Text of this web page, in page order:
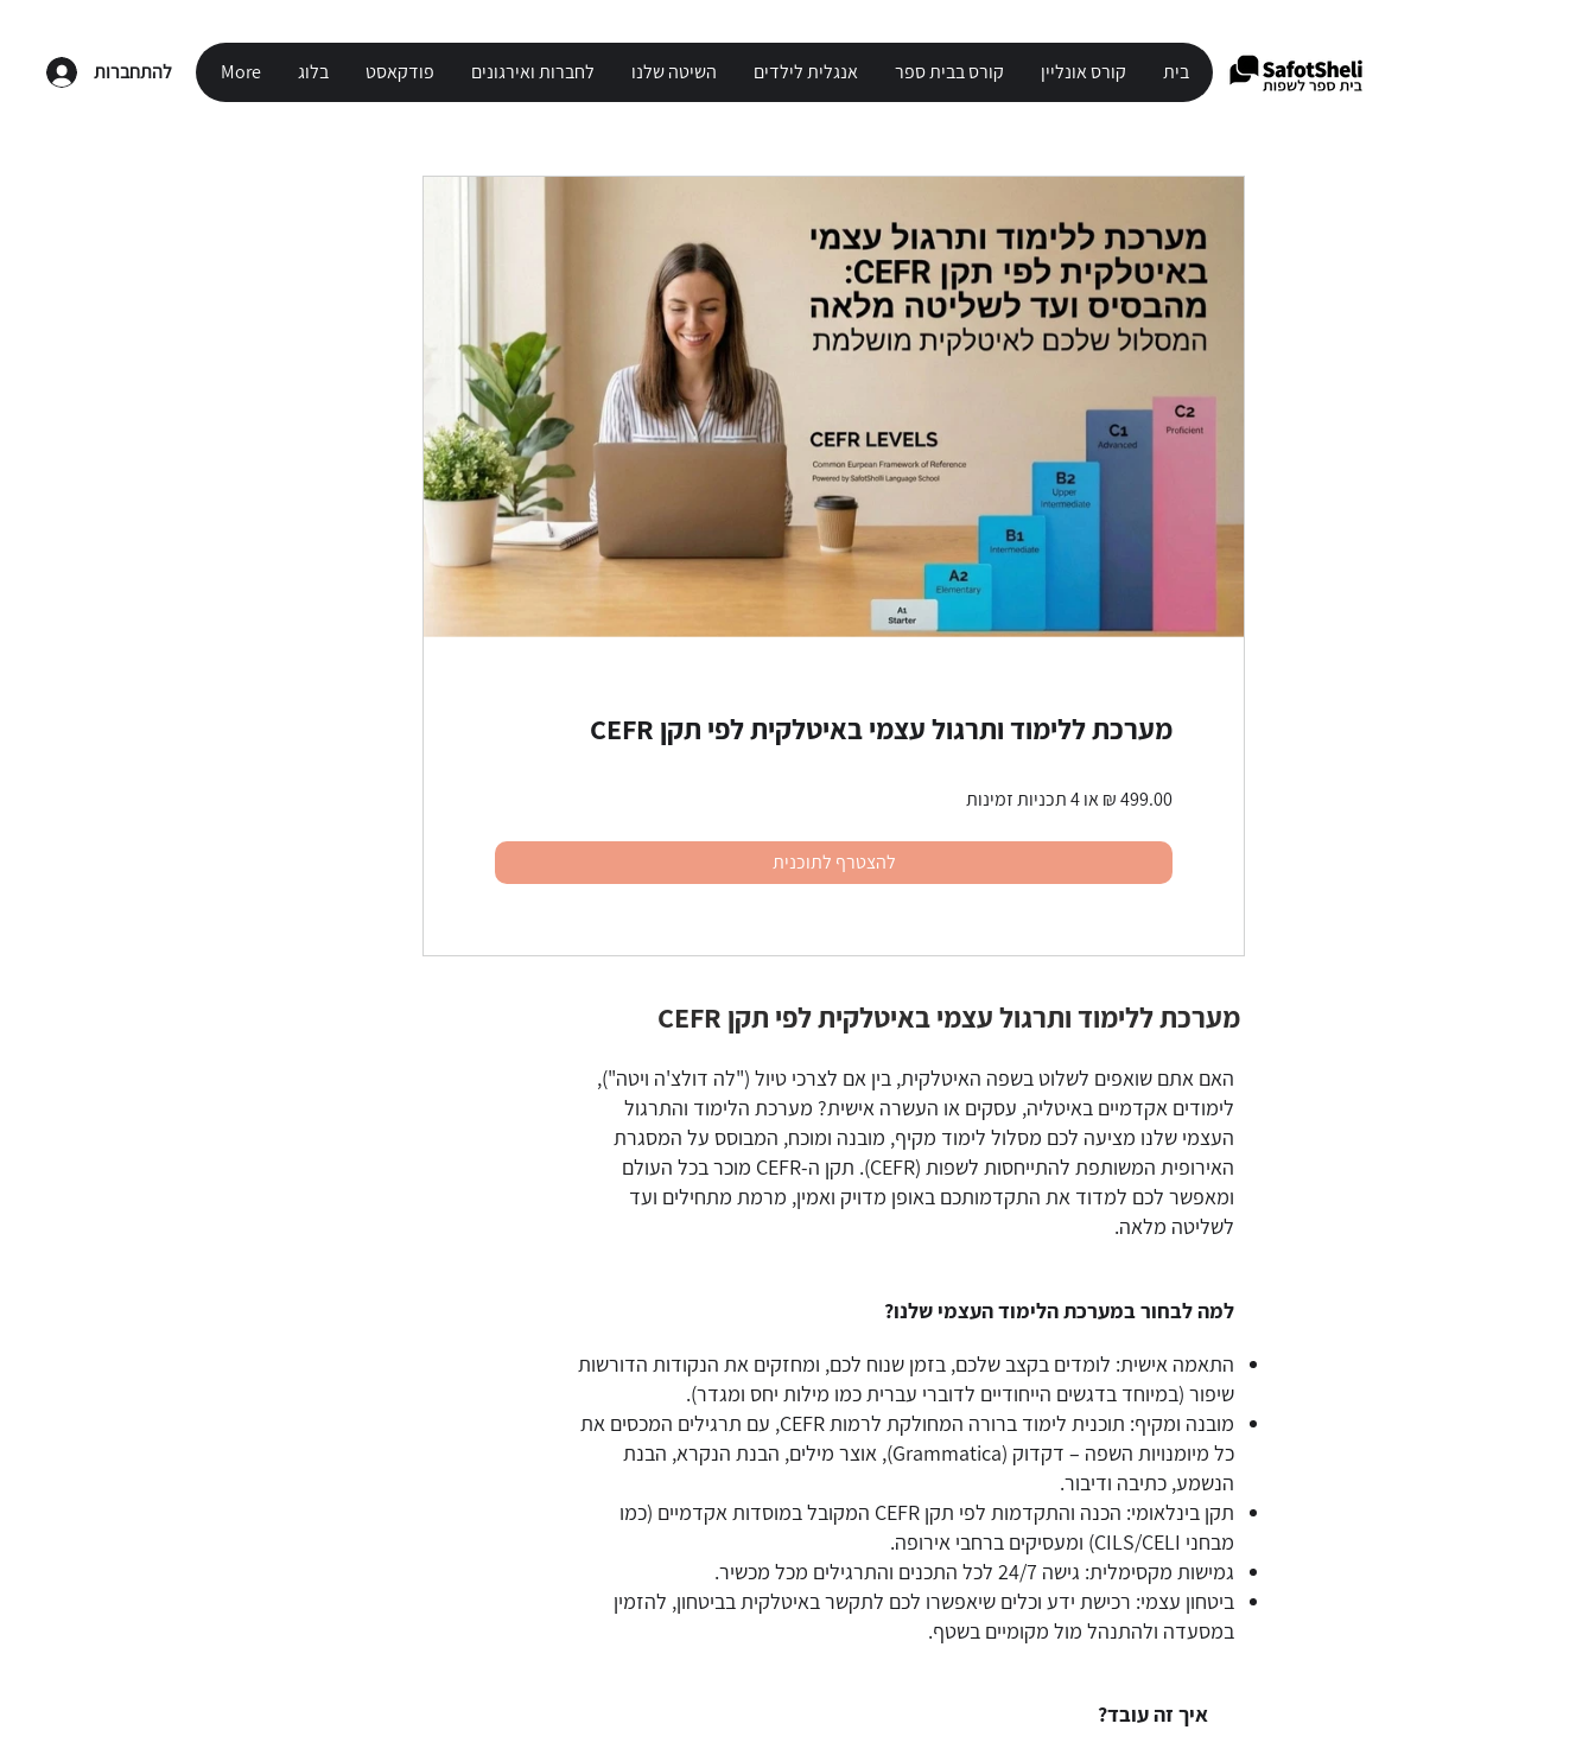
בית קורס אונליין קורס בבית ספר אנגלית לילדים השיטה שלנו לחברות ואירגונים פודקאסט בלוג More להתחברות
מערכת ללימוד ותרגול עצמי באיטלקית לפי תקן CEFR
להצטרף לתוכנית
מערכת ללימוד ותרגול עצמי באיטלקית לפי תקן CEFR
האם אתם שואפים לשלוט בשפה האיטלקית, בין אם לצרכי טיול ("לה דולצ'ה ויטה"),
לימודים אקדמיים באיטליה, עסקים או העשרה אישית? מערכת הלימוד והתרגול
העצמי שלנו מציעה לכם מסלול לימוד מקיף, מובנה ומוכח, המבוסס על המסגרת
האירופית המשותפת להתייחסות לשפות (CEFR). תקן ה-CEFR מוכר בכל העולם
ומאפשר לכם למדוד את התקדמותכם באופן מדויק ואמין, מרמת מתחילים ועד
לשליטה מלאה.
למה לבחור במערכת הלימוד העצמי שלנו?
התאמה אישית: לומדים בקצב שלכם, בזמן שנוח לכם, ומחזקים את הנקודות הדורשות
שיפור (במיוחד בדגשים הייחודיים לדוברי עברית כמו מילות יחס ומגדר).
מובנה ומקיף: תוכנית לימוד ברורה המחולקת לרמות CEFR, עם תרגילים המכסים את
כל מיומנויות השפה – דקדוק (Grammatica), אוצר מילים, הבנת הנקרא, הבנת
הנשמע, כתיבה ודיבור.
תקן בינלאומי: הכנה והתקדמות לפי תקן CEFR המקובל במוסדות אקדמיים (כמו
מבחני CILS/CELI) ומעסיקים ברחבי אירופה.
גמישות מקסימלית: גישה 24/7 לכל התכנים והתרגילים מכל מכשיר.
ביטחון עצמי: רכישת ידע וכלים שיאפשרו לכם לתקשר באיטלקית בביטחון, להזמין
במסעדה ולהתנהל מול מקומיים בשטף.
איך זה עובד?